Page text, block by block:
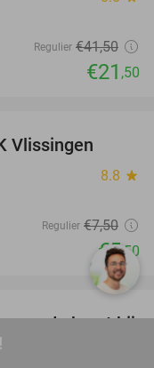
Regulier €41,50
€21 ,50
Vlissingen
8.8 star
Regulier €7,50
€5,50
favorite_border
van de kaart bij